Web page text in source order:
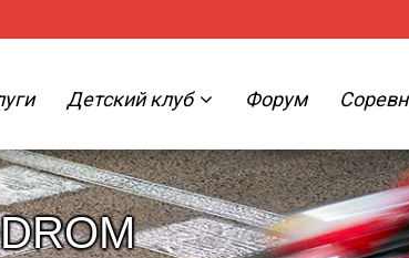
Детский клуб Форум